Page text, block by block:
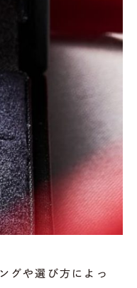
グや選び方によっ